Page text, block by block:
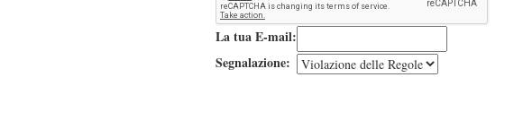
La tua E-mail:
Segnalazione: